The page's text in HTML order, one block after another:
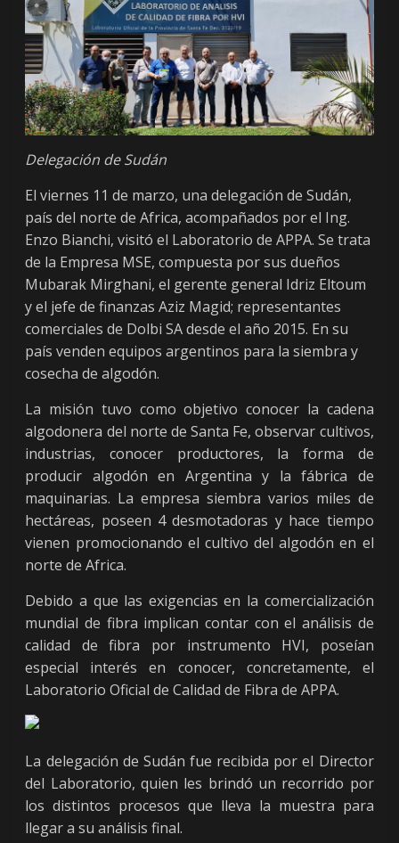
Delegación de Sudán
El viernes 11 de marzo, una delegación de Sudán,
país del norte de Africa, acompañados por el Ing.
Enzo Bianchi, visitó el Laboratorio de APPA. Se trata
de la Empresa MSE, compuesta por sus dueños
Mubarak Mirghani, el gerente general Idriz Eltoum
y el jefe de finanzas Aziz Magid; representantes
comerciales de Dolbi SA desde el año 2015. En su
país venden equipos argentinos para la siembra y
cosecha de algodón.
La misión tuvo como objetivo conocer la cadena
algodonera del norte de Santa Fe, observar cultivos,
industrias, conocer productores, la forma de
producir algodón en Argentina y la fábrica de
maquinarias. La empresa siembra varios miles de
hectáreas, poseen 4 desmotadoras y hace tiempo
vienen promocionando el cultivo del algodón en el
norte de Africa.
Debido a que las exigencias en la comercialización
mundial de fibra implican contar con el análisis de
calidad de fibra por instrumento HVI, poseían
especial interés en conocer, concretamente, el
Laboratorio Oficial de Calidad de Fibra de APPA.
La delegación de Sudán fue recibida por el Director
del Laboratorio, quien les brindó un recorrido por
los distintos procesos que lleva la muestra para
llegar a su análisis final.